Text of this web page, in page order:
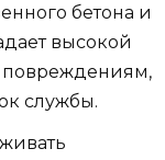
бетона и
высокой
повреждениям,
службы.